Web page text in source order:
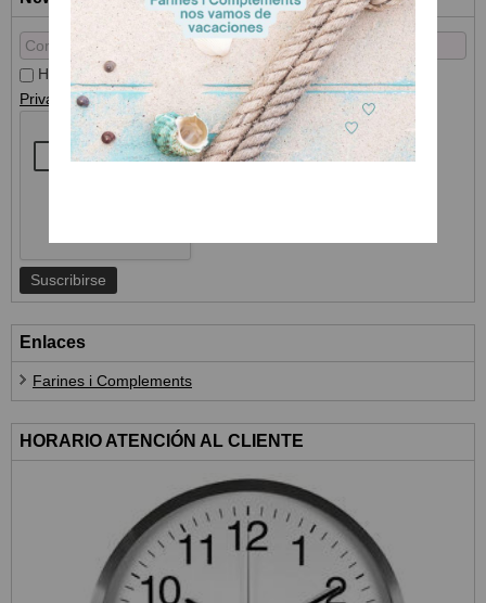
He leído y acepto el Tratamiento de datosy la
Política de
Privacidad
Enlaces
Farines i Complements
HORARIO ATENCIÓN AL CLIENTE